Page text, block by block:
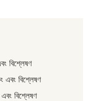
বিশ্লেষণ
এবং বিশ্লেষণ
বিশ্লেষণ